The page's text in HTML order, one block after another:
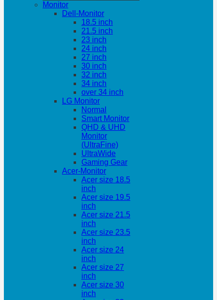
Monitor
Dell-Monitor
18.5 inch
21.5 inch
23 inch
24 inch
27 inch
30 inch
32 inch
34 inch
over 34 inch
LG Monitor
Normal
Smart Monitor
QHD & UHD
Monitor
(UltraFine)
UltraWide
Gaming Gear
Acer-Monitor
Acer size 18.5
inch
Acer size 19.5
inch
Acer size 21.5
inch
Acer size 23.5
inch
Acer size 24
inch
Acer size 27
inch
Acer size 30
inch